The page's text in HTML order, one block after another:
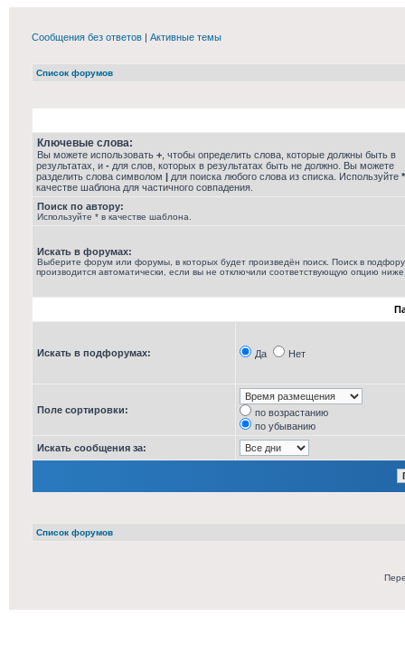
Сообщения без ответов | Активные темы
Список форумов
Ключевые слова:
Вы можете использовать + , чтобы определить слова, которые должны быть в
результатах, и - для слов, которых в результатах быть не должно. Вы можете
разделить слова символом | для поиска любого слова из списка. Используйте *
качестве шаблона для частичного совпадения.
Поиск по автору:
Используйте * в качестве шаблона.
Искать в форумах:
Выберите форум или форумы, в которых будет произведён поиск. Поиск в
производится автоматически, если вы не отключили соответствующую опцию
Искать в подфорумах: Да Нет
Поле сортировки:
по возрастанию
по убыванию
Искать сообщения за:
Список форумов